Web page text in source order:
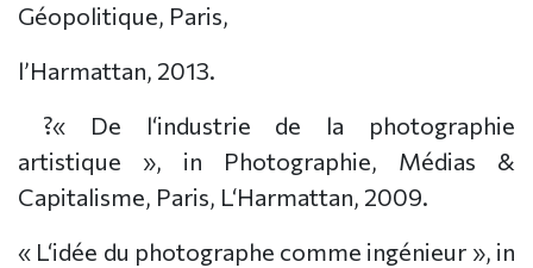
Géopolitique, Paris,
l’Harmattan, 2013.
?« De l‘industrie de la photographie
artistique », in Photographie, Médias &
Capitalisme, Paris, L‘Harmattan, 2009.
« L‘idée du photographe comme ingénieur », in